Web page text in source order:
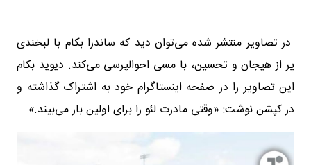
در تصاویر منتشر شده می‌توان دید که ساندرا بکام با لبخندی
پر از هیجان و تحسین، با مسی احوالپرسی می‌کند. دیوید بکام
این تصاویر را در صفحه اینستاگرام خود به اشتراک گذاشته و
در کپشن نوشت: «وقتی مادرت لئو را برای اولین بار می‌بیند.»